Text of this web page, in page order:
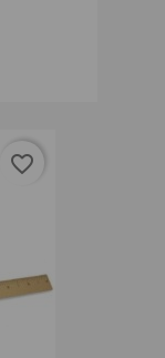
favorite_border